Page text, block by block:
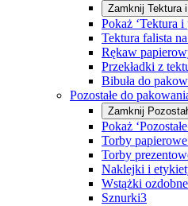
Zamknij Tektura
Pokaż ‘Tektura
Tektura falista
Rękaw
Przekładki z
Bibuła do
Pozostałe do
Zamknij
Pokaż
Torby papierowe
Torby
Naklejki i
Wstążki ozdobne
Sznurki3